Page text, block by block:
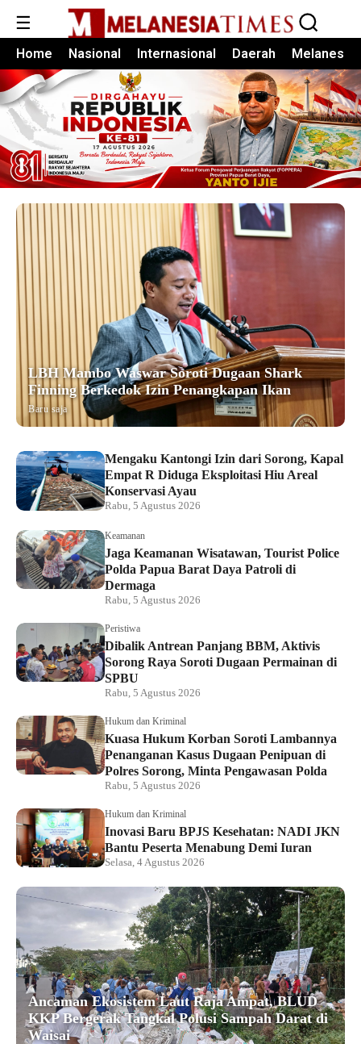
☰
Home Nasional Internasional Daerah Melanesia
LBH Mambo Waswar Soroti Dugaan Shark
Finning Berkedok Izin Penangkapan Ikan
Baru saja
Mengaku Kantongi Izin dari Sorong, Kapal
Empat R Diduga Eksploitasi Hiu Areal
Konservasi Ayau
Rabu, 5 Agustus 2026
Keamanan
Jaga Keamanan Wisatawan, Tourist Police
Polda Papua Barat Daya Patroli di
Dermaga
Rabu, 5 Agustus 2026
Peristiwa
Dibalik Antrean Panjang BBM, Aktivis
Sorong Raya Soroti Dugaan Permainan di
SPBU
Rabu, 5 Agustus 2026
Hukum dan Kriminal
Kuasa Hukum Korban Soroti Lambannya
Penanganan Kasus Dugaan Penipuan di
Polres Sorong, Minta Pengawasan Polda
Rabu, 5 Agustus 2026
Hukum dan Kriminal
Inovasi Baru BPJS Kesehatan: NADI JKN
Bantu Peserta Menabung Demi Iuran
Selasa, 4 Agustus 2026
Ancaman Ekosistem Laut Raja Ampat, BLUD
KKP Bergerak Tangkal Polusi Sampah Darat di
Waisai